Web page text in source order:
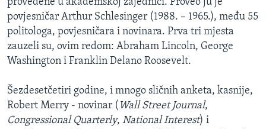
Jezici
provedene u akademskoj zajednici. Proveo ju je
povjesničar Arthur Schlesinger (1988. – 1965.), među 55
politologa, povjesničara i novinara. Prva tri mjesta
zauzeli su, ovim redom: Abraham Lincoln, George
Washington i Franklin Delano Roosevelt.
Šezdesetčetiri godine, i mnogo sličnih anketa, kasnije,
Robert Merry - novinar ( Wall Street Journal,
Congressional Quarterly, National Interest) i